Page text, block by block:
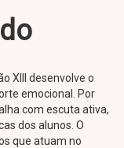
XIII desenvolve o
emocional. Por
com escuta ativa,
dos alunos. O
que atuam no